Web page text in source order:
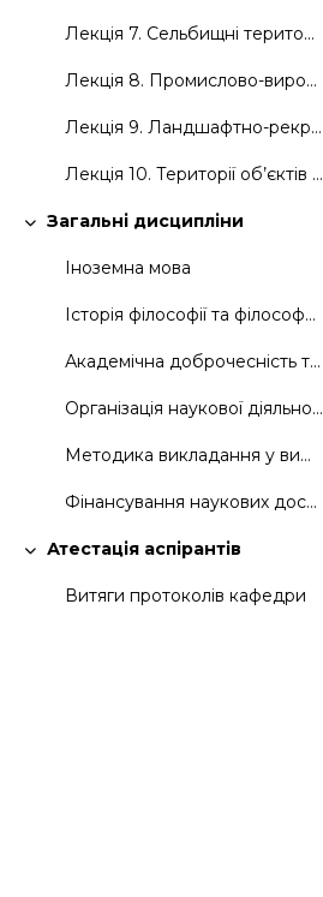
Лекція 7. Сельбищні території (громадські)
Лекція 8. Промислово-виробничі території
Лекція 9. Ландшафтно-рекреаційні території
Лекція 10. Території об’єктів інженерно-транспортної інфраструктури
Згорнути
Загальні дисципліни
Іноземна мова
Історія філософії та філософськи думки
Академічна доброчесність та академічне письмо
Організація наукової діяльності та інформаційні технології
Методика викладання у вищій школі
Фінансування наукових досліджень та грантова діяльність
Згорнути
Атестація аспірантів
Витяги протоколів кафедри